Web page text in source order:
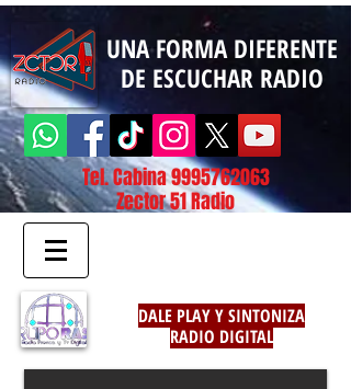
UNA FORMA DIFERENTE
DE ESCUCHAR RADIO
Tel. Cabina9995762063
Zector 51 Radio
DALE PLAY Y SINTONIZA
RADIO DIGITAL